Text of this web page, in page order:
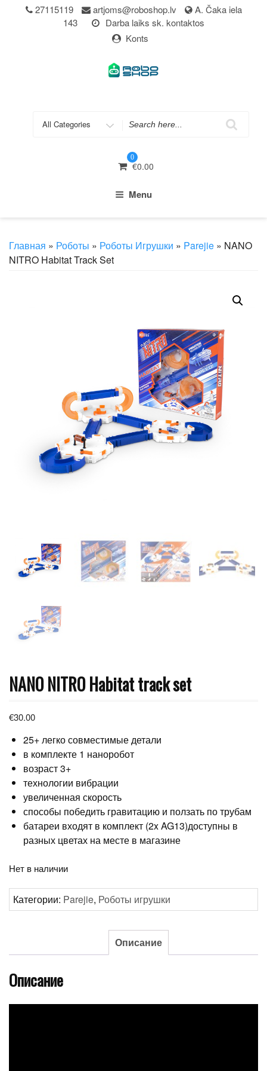
27115119 artjoms@roboshop.lv
A. Čaka iela
143
Darba laiks sk. kontaktos
Konts
0
€0.00
Menu
Главная » Роботы » Роботы Игрушки » Parejie » NANO
NITRO Habitat Track Set
NANO NITRO Habitat track set
€30.00
25+ легко совместимые детали
в комплекте 1 наноробот
возраст 3+
технологии вибрации
увеличенная скорость
способы победить гравитацию и ползать по трубам
батареи входят в комплект (2x AG13)доступны в
разных цветах на месте в магазине
Нет в наличии
Категории: Parejie, Роботы игрушки
Описание
Описание